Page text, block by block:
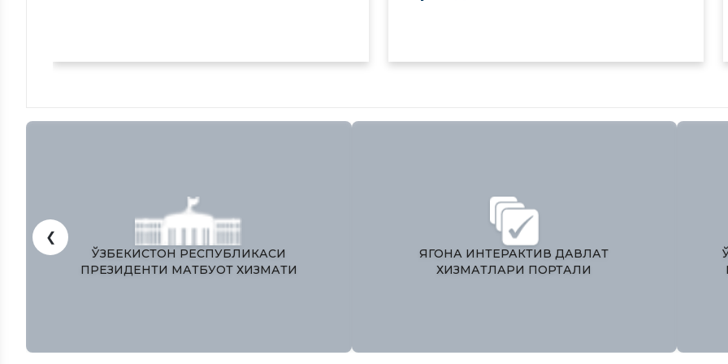
ЎЗБЕКИСТОН РЕСПУБЛИКАСИ
ПРЕЗИДЕНТИ МАТБУОТ ХИЗМАТИ
ЯГОНА ИНТЕРАКТИВ ДАВЛАТ
ХИЗМАТЛАРИ ПОРТАЛИ
❮